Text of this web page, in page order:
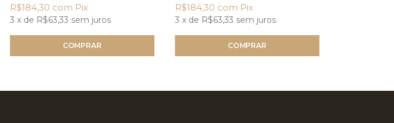
R$184,30 com Pix
3 x de R$63,33 sem juros
R$184,30 com Pix
3 x de R$63,33 sem juros